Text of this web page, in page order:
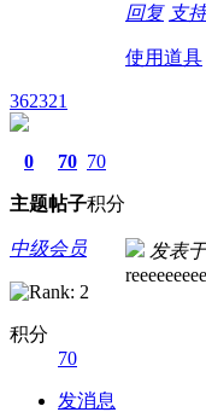
回复 支
使用道具
362321
0
主题
70
帖子
70
积分
中级会员
积分
70
发消息
发表